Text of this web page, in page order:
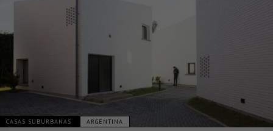
CASAS SUBURBANAS ARGENTINA